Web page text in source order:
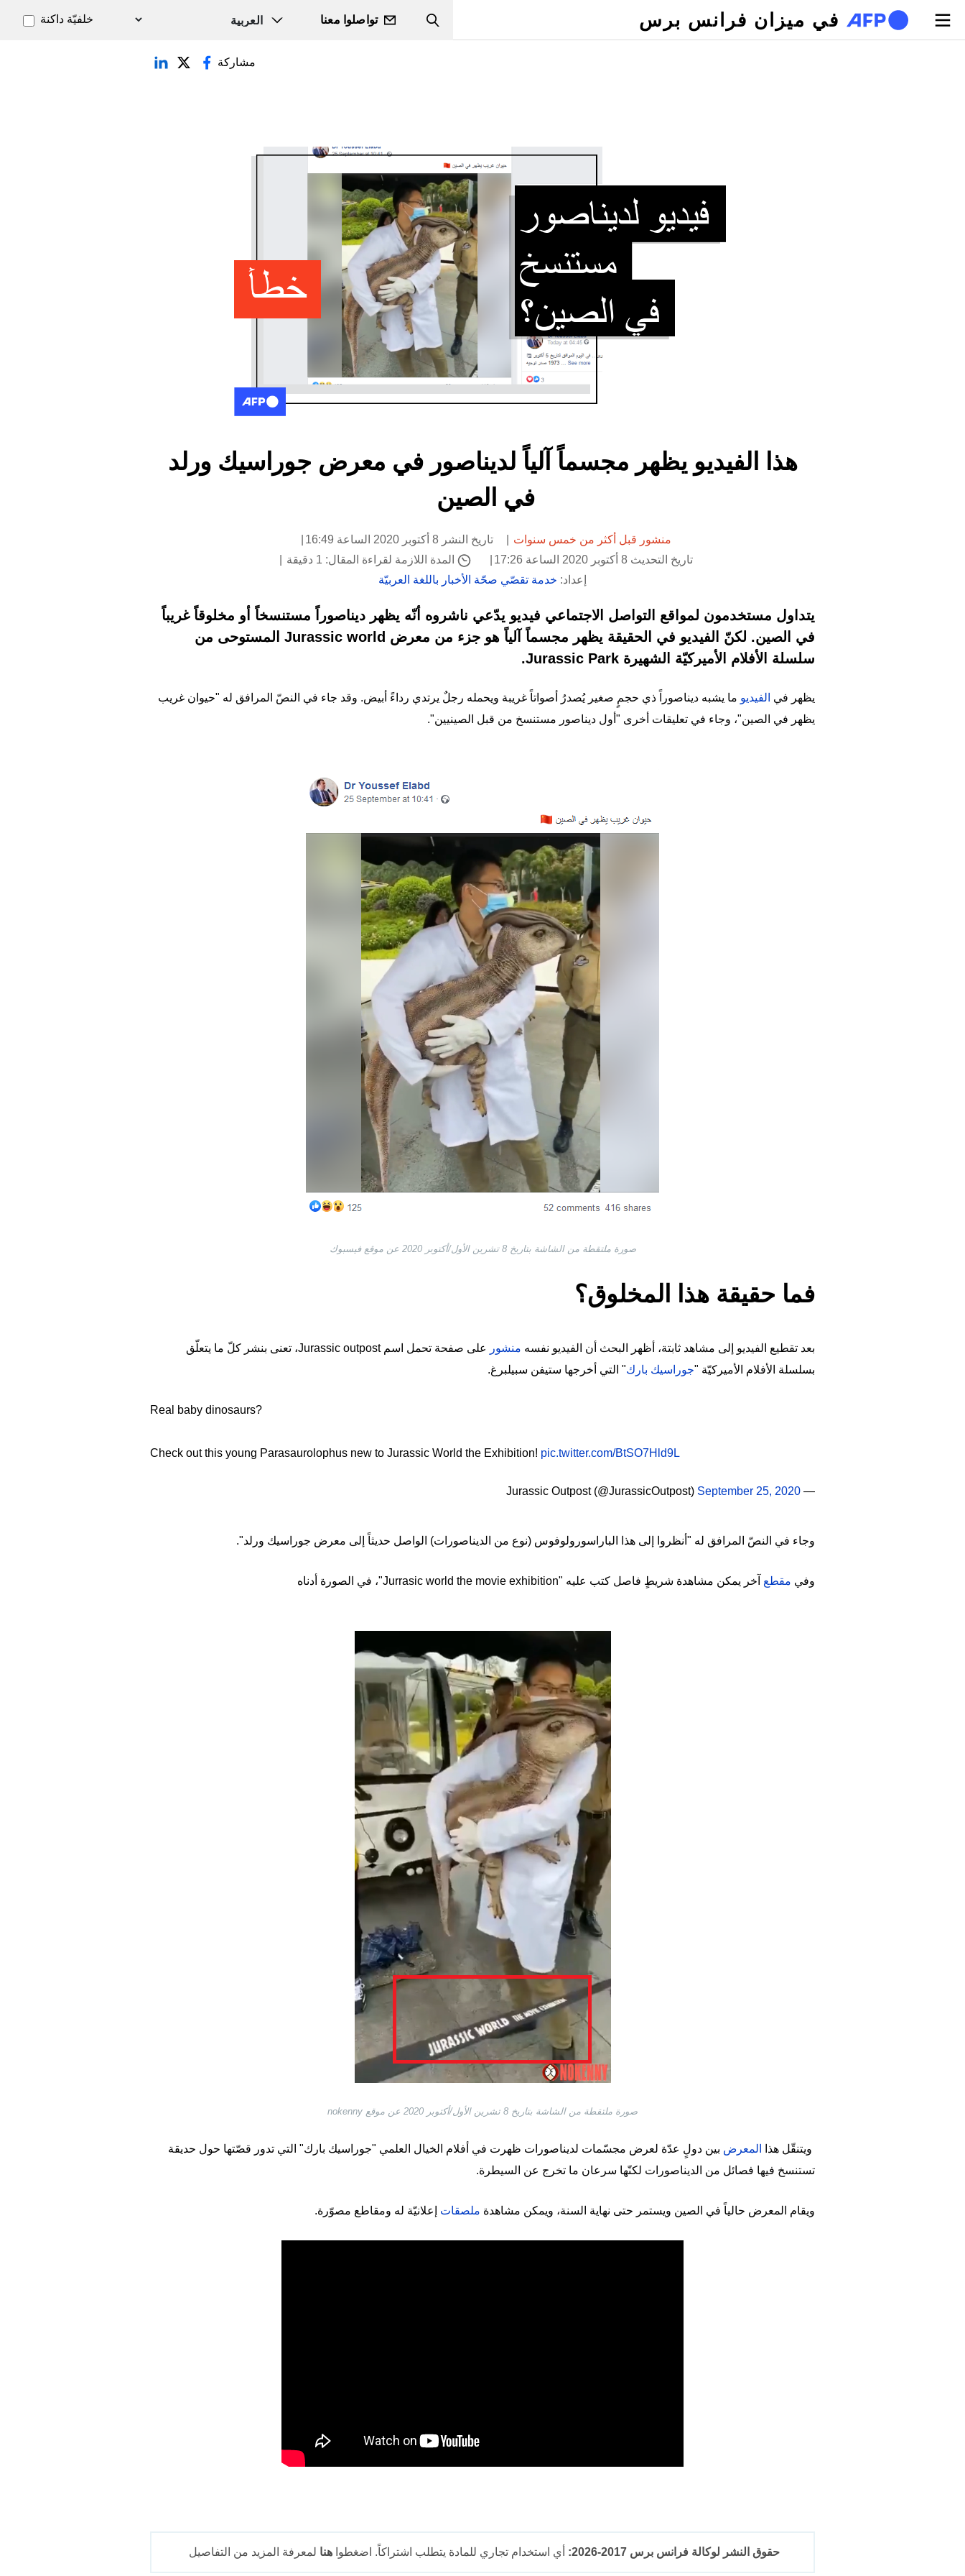
تجاوز إلى المحتوى الرئيسي
في ميزان فرانس برس Search
تواصلوا معنا خلفيّة داكنة
التبويبات الأساسية مشاركة
هذا الفيديو يظهر مجسماً آلياً لديناصور في معرض جوراسيك ورلد
في الصين
منشور قبل أكثر من خمس سنوات
تاريخ النشر 8 أكتوبر 2020 الساعة 16:49
تاريخ التحديث 8 أكتوبر 2020 الساعة 17:26
المدة اللازمة لقراءة المقال: 1 دقيقة
إعداد: خدمة تقصّي صحّة الأخبار باللغة العربيّة
يتداول مستخدمون لمواقع التواصل الاجتماعي فيديو يدّعي ناشروه أنّه يظهر ديناصوراً مستنسخاً أو مخلوقاً غريباً
في الصين. لكنّ الفيديو في الحقيقة يظهر مجسماً آلياً هو جزء من معرض Jurassic world المستوحى من
سلسلة الأفلام الأميركيّة الشهيرة Jurassic Park.
يظهر في الفيديو ما يشبه ديناصوراً ذي حجمٍ صغير يُصدرُ أصواتاً غريبة ويحمله رجلٌ يرتدي رداءً أبيض. وقد جاء في النصّ المرافق له "حيوان غريب
يظهر في الصين"، وجاء في تعليقات أخرى "أول ديناصور مستنسخ من قبل الصينيين".
صورة ملتقطة من الشاشة بتاريخ 8 تشرين الأول/أكتوبر 2020 عن موقع فيسبوك
فما حقيقة هذا المخلوق؟
بعد تقطيع الفيديو إلى مشاهد ثابتة، أظهر البحث أن الفيديو نفسه منشور
على صفحة تحمل اسم Jurassic outpost، تعنى بنشر كلّ ما يتعلّق
بسلسلة الأفلام الأميركيّة "جوراسيك بارك" التي أخرجها ستيفن سبيلبرغ.
Real baby dinosaurs?
Check out this young Parasaurolophus new to Jurassic World the Exhibition! pic.twitter.com/BtSO7Hld9L
— Jurassic Outpost (@JurassicOutpost)
September 25, 2020
وجاء في النصّ المرافق له "أنظروا إلى هذا الباراسورولوفوس (نوع من الديناصورات) الواصل حديثاً إلى معرض جوراسيك ورلد".
وفي مقطع آخر يمكن مشاهدة شريطٍ فاصل كتب عليه "Jurrasic world the movie exhibition"، في الصورة أدناه
صورة ملتقطة من الشاشة بتاريخ 8 تشرين الأول/أكتوبر 2020 عن موقع nokenny
ويتنقّل هذا المعرض بين دولٍ عدّة لعرض مجسّمات لديناصورات ظهرت في أفلام الخيال العلمي "جوراسيك بارك" التي تدور قصّتها حول حديقة
تستنسخ فيها فصائل من الديناصورات لكنّها سرعان ما تخرج عن السيطرة.
ويقام المعرض حالياً في الصين ويستمر حتى نهاية السنة، ويمكن مشاهدة ملصقات إعلانيّة له ومقاطع مصوّرة.
حقوق النشر لوكالة فرانس برس 2017-2026: أي استخدام تجاري للمادة يتطلب اشتراكاً. اضغطواهنا لمعرفة المزيد من التفاصيل